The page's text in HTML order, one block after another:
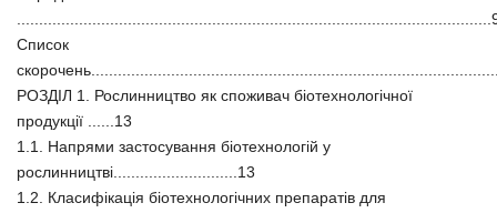
Список
РОЗДІЛ 1. Рослинництво як споживач біотехнологічної
продукції ......13
1.1. Напрями застосування біотехнологій у
рослинництві............................13
1.2. Класифікація біотехнологічних препаратів для